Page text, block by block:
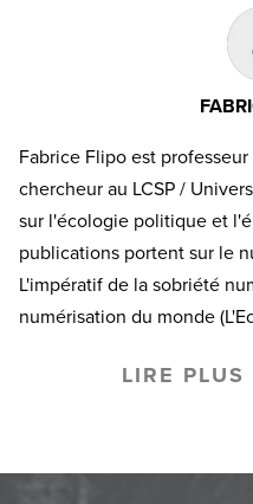
Fabrice Flipo est
chercheur au LCSP /
sur l'écologie politique et
publications portent sur le
L'impératif de la sobriété
numérisation du monde
LIRE PLUS